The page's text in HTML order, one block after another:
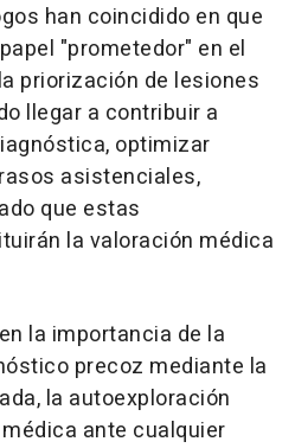
han coincidido en que
"prometedor" en el
priorización de lesiones
llegar a contribuir a
optimizar
asistenciales,
que estas
la valoración médica
la importancia de la
precoz mediante la
la autoexploración
ante cualquier